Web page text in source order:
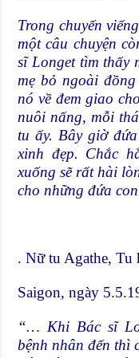
Trong chuyến
một câu chuyện
sĩ Longet tìm thấy
mẹ bỏ ngoài
nó về đem giao
nuôi nấng, mỗi
tu ấy. Bây giờ
xinh đẹp. Chắc
xuống sẽ rất hài
cho những đứa
. Nữ tu Agathe, Tu
Saigon, ngày
“… Khi Bác sĩ
bệnh nhân đến thì